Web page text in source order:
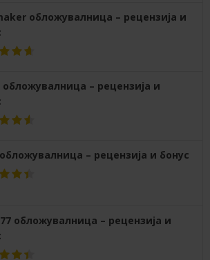
обложувалница – рецензија и
обложувалница – рецензија и
– рецензија и бонус
обложувалница – рецензија и